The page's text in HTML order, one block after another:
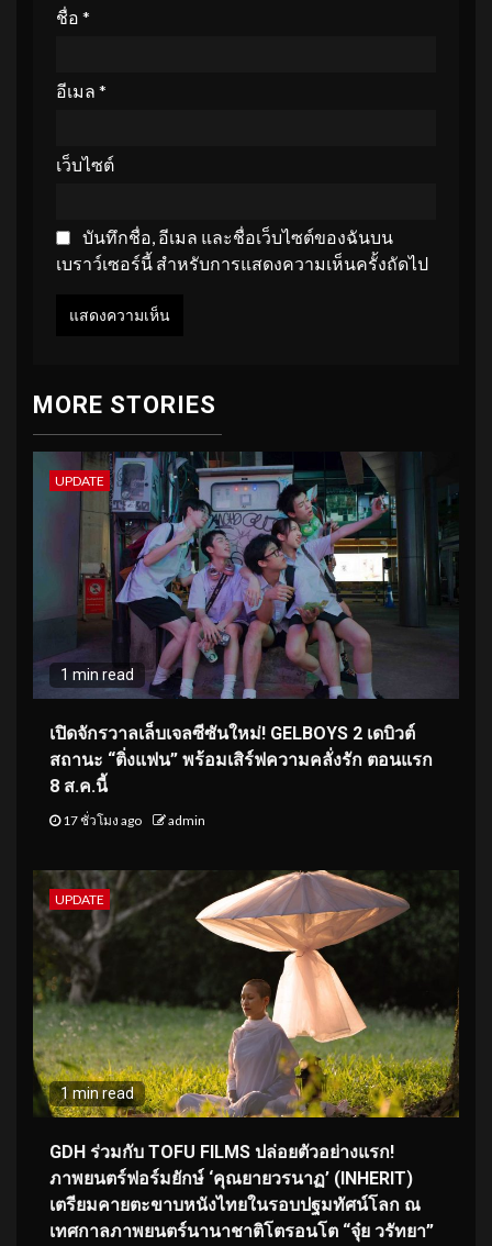
ชื่อ *
อีเมล *
เว็บไซต์
บันทึกชื่อ, อีเมล และชื่อเว็บไซต์ของฉันบน
เบราว์เซอร์นี้ สำหรับการแสดงความเห็นครั้งถัดไป
MORE STORIES
UPDATE
1 min read
เปิดจักรวาลเล็บเจลซีซันใหม่! GELBOYS 2 เดบิวต์
สถานะ “ติ่งแฟน” พร้อมเสิร์ฟความคลั่งรัก ตอนแรก
8 ส.ค.นี้
17 ชั่วโมง ago admin
UPDATE
1 min read
GDH ร่วมกับ TOFU FILMS ปล่อยตัวอย่างแรก!
ภาพยนตร์ฟอร์มยักษ์ ‘คุณยายวรนาฏ’ (INHERIT)
เตรียมคายตะขาบหนังไทยในรอบปฐมทัศน์โลก ณ
เทศกาลภาพยนตร์นานาชาติโตรอนโต “จุ๋ย วรัทยา”